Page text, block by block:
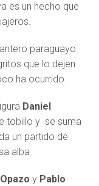
es un hecho que
paraguayo
que lo dejen
ha ocurrido.
Daniel
tobillo y se suma
un partido de
alba
y Pablo